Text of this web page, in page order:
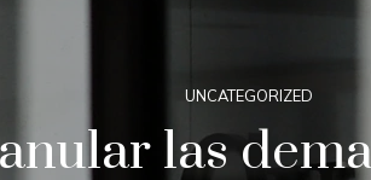
UNCATEGORIZED
las